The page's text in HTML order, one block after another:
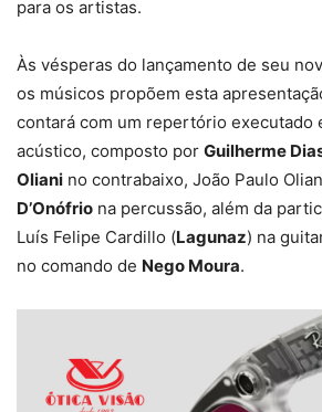
para os artistas.
Às vésperas do lançamento de seu
os músicos propõem esta
contará com um repertório executado
acústico, composto por Guilherme
Oliani no contrabaixo, João Paulo
D’Onófrio na percussão, além da
Luís Felipe Cardillo (Lagunaz) na
no comando de Nego Moura.